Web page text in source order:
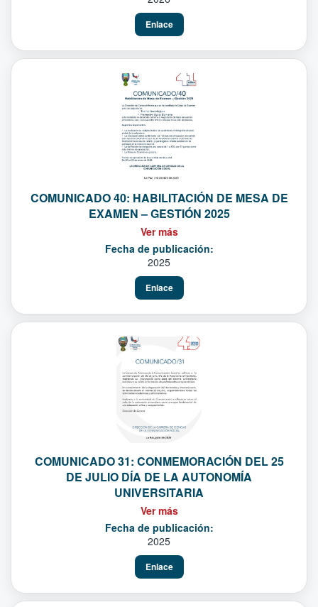
Enlace
COMUNICADO 40: HABILITACIÓN DE MESA DE
EXAMEN – GESTIÓN 2025
Ver más
Fecha de publicación:
2025
Enlace
COMUNICADO 31: CONMEMORACIÓN DEL 25
DE JULIO DÍA DE LA AUTONOMÍA
UNIVERSITARIA
Ver más
Fecha de publicación:
2025
Enlace